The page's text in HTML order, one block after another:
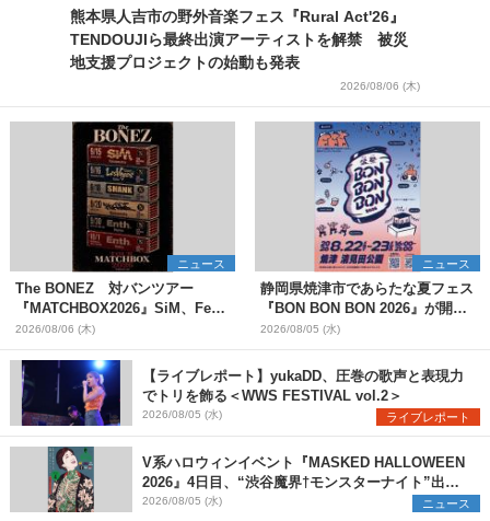
熊本県人吉市の野外音楽フェス『Rural Act'26』
TENDOUJIら最終出演アーティストを解禁 被災
地支援プロジェクトの始動も発表
2026/08/06 (木)
ニュース
The BONEZ 対バンツアー
『MATCHBOX2026』SiM、Fear,
and Loathing in Las Vegasら対
バンアーティストを一斉解禁
2026/08/06 (木)
ニュース
静岡県焼津市であらたな夏フェス
『BON BON BON 2026』が開
催 音楽ライブ×盆踊り×DJ×屋台
グルメ×ランタンナイトで彩る2日
間
2026/08/05 (水)
【ライブレポート】yukaDD、圧巻の歌声と表現力
でトリを飾る＜WWS FESTIVAL vol.2＞
2026/08/05 (水) ライブレポート
V系ハロウィンイベント『MASKED HALLOWEEN
2026』4日目、“渋谷魔界†モンスターナイト”出演6
組を発表
2026/08/05 (水) ニュース